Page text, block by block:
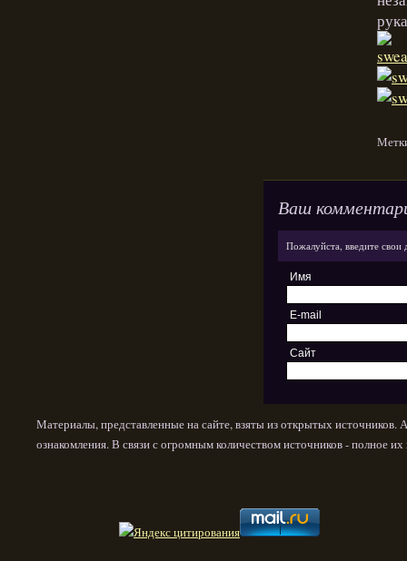
Ваш
Пожалуйста, введите
Имя
E-mail
Сайт
Материалы, представленные на сайте, взяты из открытых
ознакомления. В связи с огромным количеством источников - полное